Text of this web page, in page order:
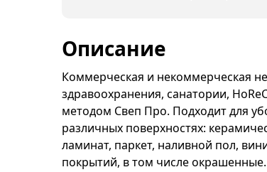
Описание
Коммерческая и некоммерческая
здравоохранения, санатории,
методом Свеп Про. Подходит для
различных поверхностях:
ламинат, паркет, наливной пол,
покрытий, в том числе окрашенные.